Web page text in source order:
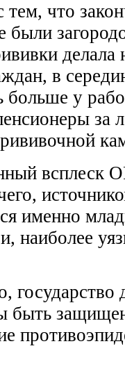
тем, что
делала
в
больше у
за
всплеск
именно
наиболее
государство
быть